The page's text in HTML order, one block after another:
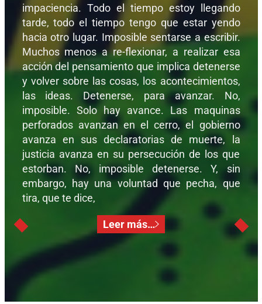
impaciencia. Todo el tiempo estoy llegando
tarde, todo el tiempo tengo que estar yendo
hacia otro lugar. Imposible sentarse a escribir.
Muchos menos a re-flexionar, a realizar esa
acción del pensamiento que implica detenerse
y volver sobre las cosas, los acontecimientos,
las ideas. Detenerse, para avanzar. No,
imposible. Solo hay avance. Las maquinas
perforados avanzan en el cerro, el gobierno
avanza en sus declaratorias de muerte, la
justicia avanza en su persecución de los que
estorban. No, imposible detenerse. Y, sin
embargo, hay una voluntad que pecha, que
tira, que te dice,
Leer más…